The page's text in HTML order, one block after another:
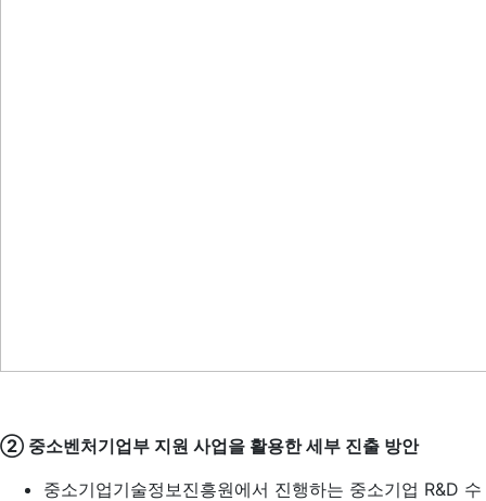
② 중소벤처기업부 지원 사업을 활용한 세부 진출 방안
중소기업기술정보진흥원에서 진행하는 중소기업 R&D 수